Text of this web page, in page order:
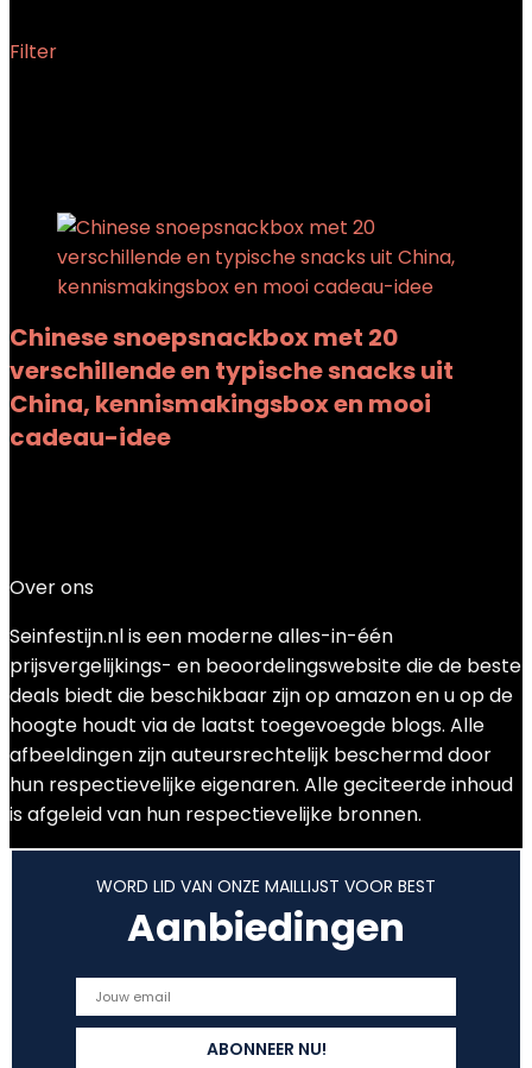
Filter
Chinese snoepsnackbox met 20
verschillende en typische snacks uit
China, kennismakingsbox en mooi
cadeau-idee
Over ons
Seinfestijn.nl is een moderne alles-in-één
prijsvergelijkings- en beoordelingswebsite die de beste
deals biedt die beschikbaar zijn op amazon en u op de
hoogte houdt via de laatst toegevoegde blogs. Alle
afbeeldingen zijn auteursrechtelijk beschermd door
hun respectievelijke eigenaren. Alle geciteerde inhoud
is afgeleid van hun respectievelijke bronnen.
WORD LID VAN ONZE MAILLIJST VOOR BEST
Aanbiedingen